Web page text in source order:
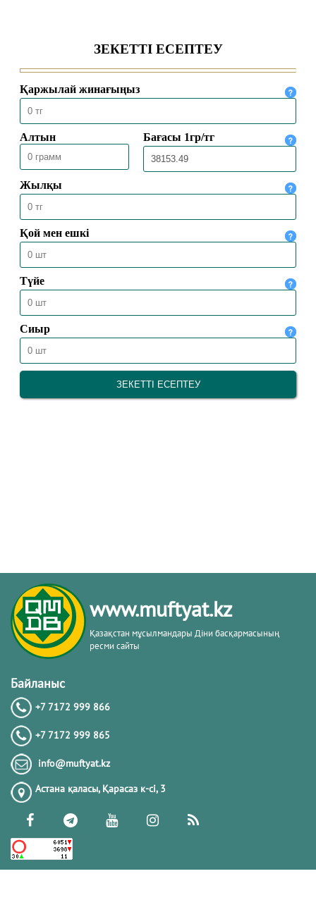
04.08.2026 2021
БАС МҮФТИ ТӨРАЛҚА МӘЖІЛІСІН
ӨТКІЗДІ
31.07.2026
www.muftyat.kz
Қазақстан мұсылмандары Діни басқармасының
ресми сайты
Байланыс
+7 7172 999 866
+7 7172 999 865
info@muftyat.kz
Астана қаласы, Қарасаз к-сi, 3